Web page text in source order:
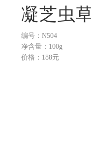
凝芝虫
编号：N504
​净含量：100g
价格：188元